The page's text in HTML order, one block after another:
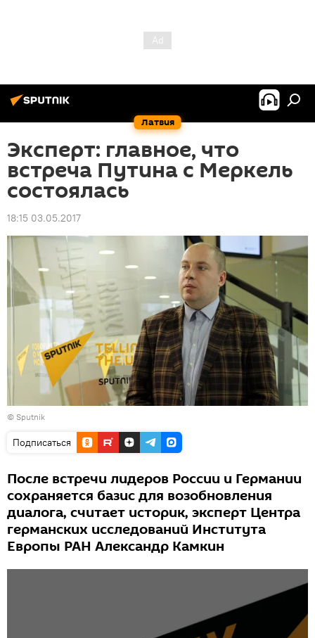
Латвия
Эксперт: главное, что
встреча Путина с Меркель
состоялась
18:15 03.05.2017
© Sputnik
Подписаться
После встречи лидеров России и Германии
сохраняется базис для возобновления
диалога, считает историк, эксперт Центра
германских исследований Института
Европы РАН Александр Камкин